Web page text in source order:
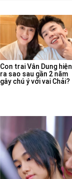
Con trai Vân Dung hiện
ra sao sau gần 2 năm
gây chú ý với vai Chải?